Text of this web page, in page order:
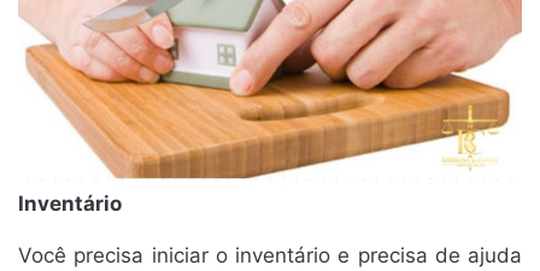
Inventário
Você precisa iniciar o inventário e precisa de ajuda